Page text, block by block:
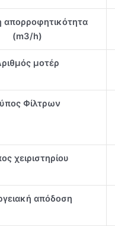
απορροφητικότητα
(m3/h)
μοτέρ
Φίλτρων
χειριστηρίου
απόδοση